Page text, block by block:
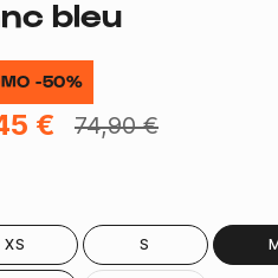
bleu
-50%
€ 74,90 €
XS S